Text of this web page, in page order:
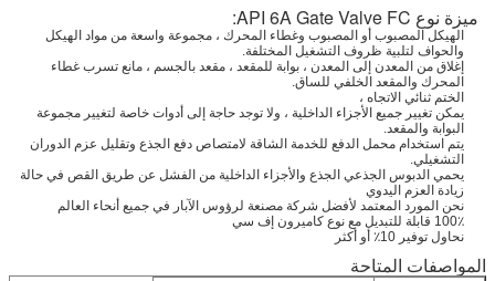
ميزة نوع API 6A Gate Valve FC:
الهيكل المصبوب أو المصبوب وغطاء المحرك ، مجموعة واسعة من مواد الهيكل
والحواف لتلبية ظروف التشغيل المختلفة.
إغلاق من المعدن إلى المعدن ، بوابة للمقعد ، مقعد بالجسم ، مانع تسرب غطاء
المحرك والمقعد الخلفي للساق.
الختم ثنائي الاتجاه ،
يمكن تغيير جميع الأجزاء الداخلية ، ولا توجد حاجة إلى أدوات خاصة لتغيير مجموعة
البوابة والمقعد.
يتم استخدام محمل الدفع للخدمة الشاقة لامتصاص دفع الجذع وتقليل عزم الدوران
التشغيلي.
يحمي الدبوس الجذعي الجذع والأجزاء الداخلية من الفشل عن طريق القص في حالة
زيادة العزم اليدوي
نحن المورد المعتمد لأفضل شركة مصنعة لرؤوس الآبار في جميع أنحاء العالم
100٪ قابلة للتبديل مع نوع كاميرون إف سي
نحاول توفير 10٪ أو أكثر
المواصفات المتاحة